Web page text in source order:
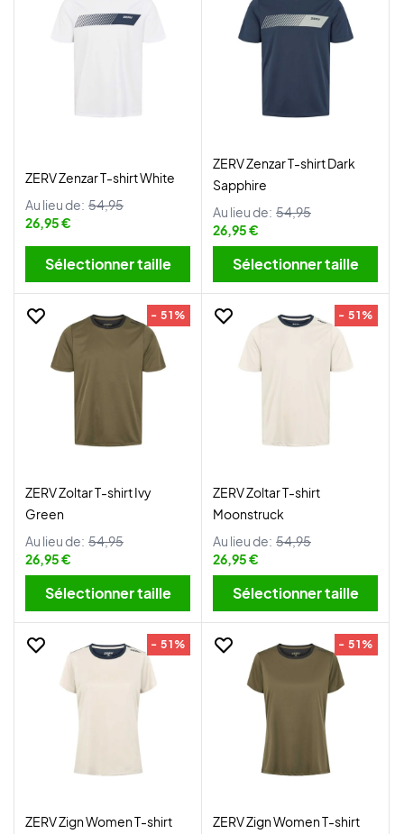
ZERV Zenzar T-shirt White
Au lieu de: 54,95
26,95 €
Sélectionner taille
ZERV Zenzar T-shirt Dark
Sapphire
Au lieu de: 54,95
26,95 €
Sélectionner taille
- 51%
ZERV Zoltar T-shirt Ivy
Green
Au lieu de: 54,95
26,95 €
Sélectionner taille
- 51%
ZERV Zoltar T-shirt
Moonstruck
Au lieu de: 54,95
26,95 €
Sélectionner taille
- 51%
ZERV Zign Women T-shirt
- 51%
ZERV Zign Women T-shirt